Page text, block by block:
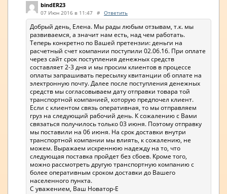
bindER23
07 Июн 2016 в 11:47 # Ответить
Добрый день, Елена. Мы рады любым отзывам, т.к. мы
развиваемся, а значит нам есть, над чем работать.
Теперь конкретно по Вашей претензии: деньги на
расчетный счет компании поступили 02.06.16. При оплате
через сайт срок поступления денежных средств
составляет 2-3 дня и мы просим клиентов в процессе
оплаты запрашивать пересылку квитанции об оплате на
электронную почту. Далее после поступления денежных
средств мы согласовываем дату отправки товара той
транспортной компанией, которую предпочел клиент.
Если с клиентом связь оперативная, то мы отправляем
груз на следующий рабочий день. К сожалению с Вами
связаться получилось только 03 июня. Поэтому отправку
мы поставили на 06 июня. На срок доставки внутри
транспортной компании мы влиять, к сожалению, не
можем. Выражаем искреннюю надежду на то, что
следующая поставка пройдет без сбоев. Кроме того,
можно рассмотреть другую транспортную компанию с
более оперативным сроком доставки до Вашего
населенного пункта.
С уважением, Ваш Новатор-Е